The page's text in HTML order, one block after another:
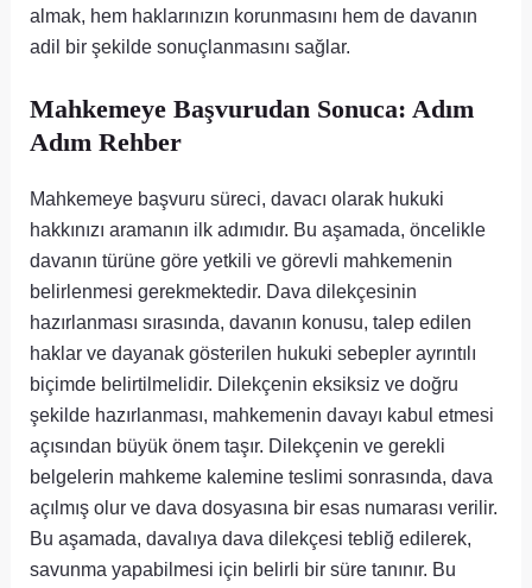
almak, hem haklarınızın korunmasını hem de davanın
adil bir şekilde sonuçlanmasını sağlar.
Mahkemeye Başvurudan Sonuca: Adım
Adım Rehber
Mahkemeye başvuru süreci, davacı olarak hukuki
hakkınızı aramanın ilk adımıdır. Bu aşamada, öncelikle
davanın türüne göre yetkili ve görevli mahkemenin
belirlenmesi gerekmektedir. Dava dilekçesinin
hazırlanması sırasında, davanın konusu, talep edilen
haklar ve dayanak gösterilen hukuki sebepler ayrıntılı
biçimde belirtilmelidir. Dilekçenin eksiksiz ve doğru
şekilde hazırlanması, mahkemenin davayı kabul etmesi
açısından büyük önem taşır. Dilekçenin ve gerekli
belgelerin mahkeme kalemine teslimi sonrasında, dava
açılmış olur ve dava dosyasına bir esas numarası verilir.
Bu aşamada, davalıya dava dilekçesi tebliğ edilerek,
savunma yapabilmesi için belirli bir süre tanınır. Bu